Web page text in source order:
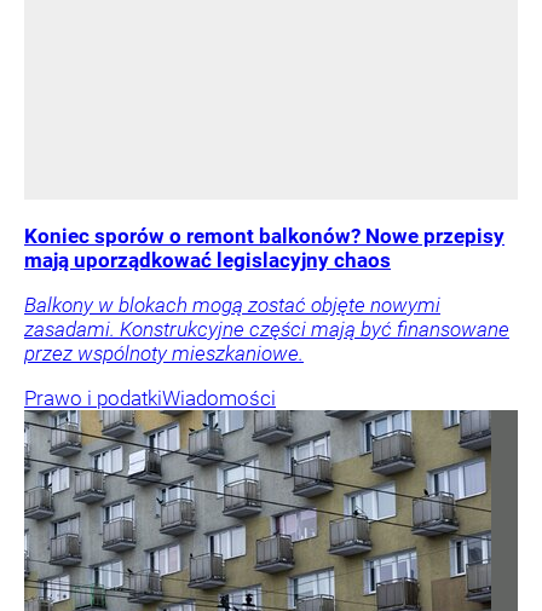
Koniec sporów o remont balkonów? Nowe przepisy
mają uporządkować legislacyjny chaos
Balkony w blokach mogą zostać objęte nowymi
zasadami. Konstrukcyjne części mają być finansowane
przez wspólnoty mieszkaniowe.
Prawo i podatkiWiadomości